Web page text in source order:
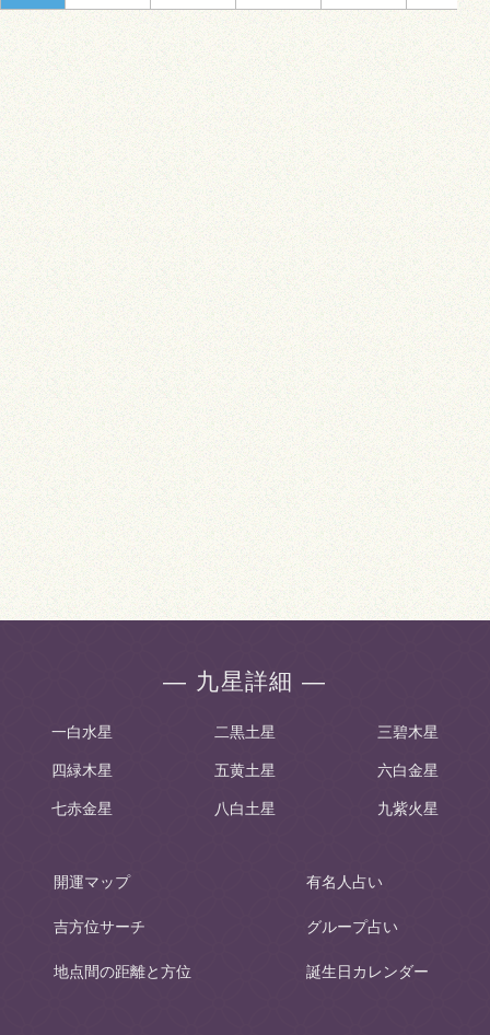
― 九星詳細 ―
一白水星 二黒土星 三碧木星
四緑木星 五黄土星 六白金星
七赤金星 八白土星 九紫火星
開運マップ
吉方位サーチ
地点間の距離と方位
有名人占い
グループ占い
誕生日カレンダー